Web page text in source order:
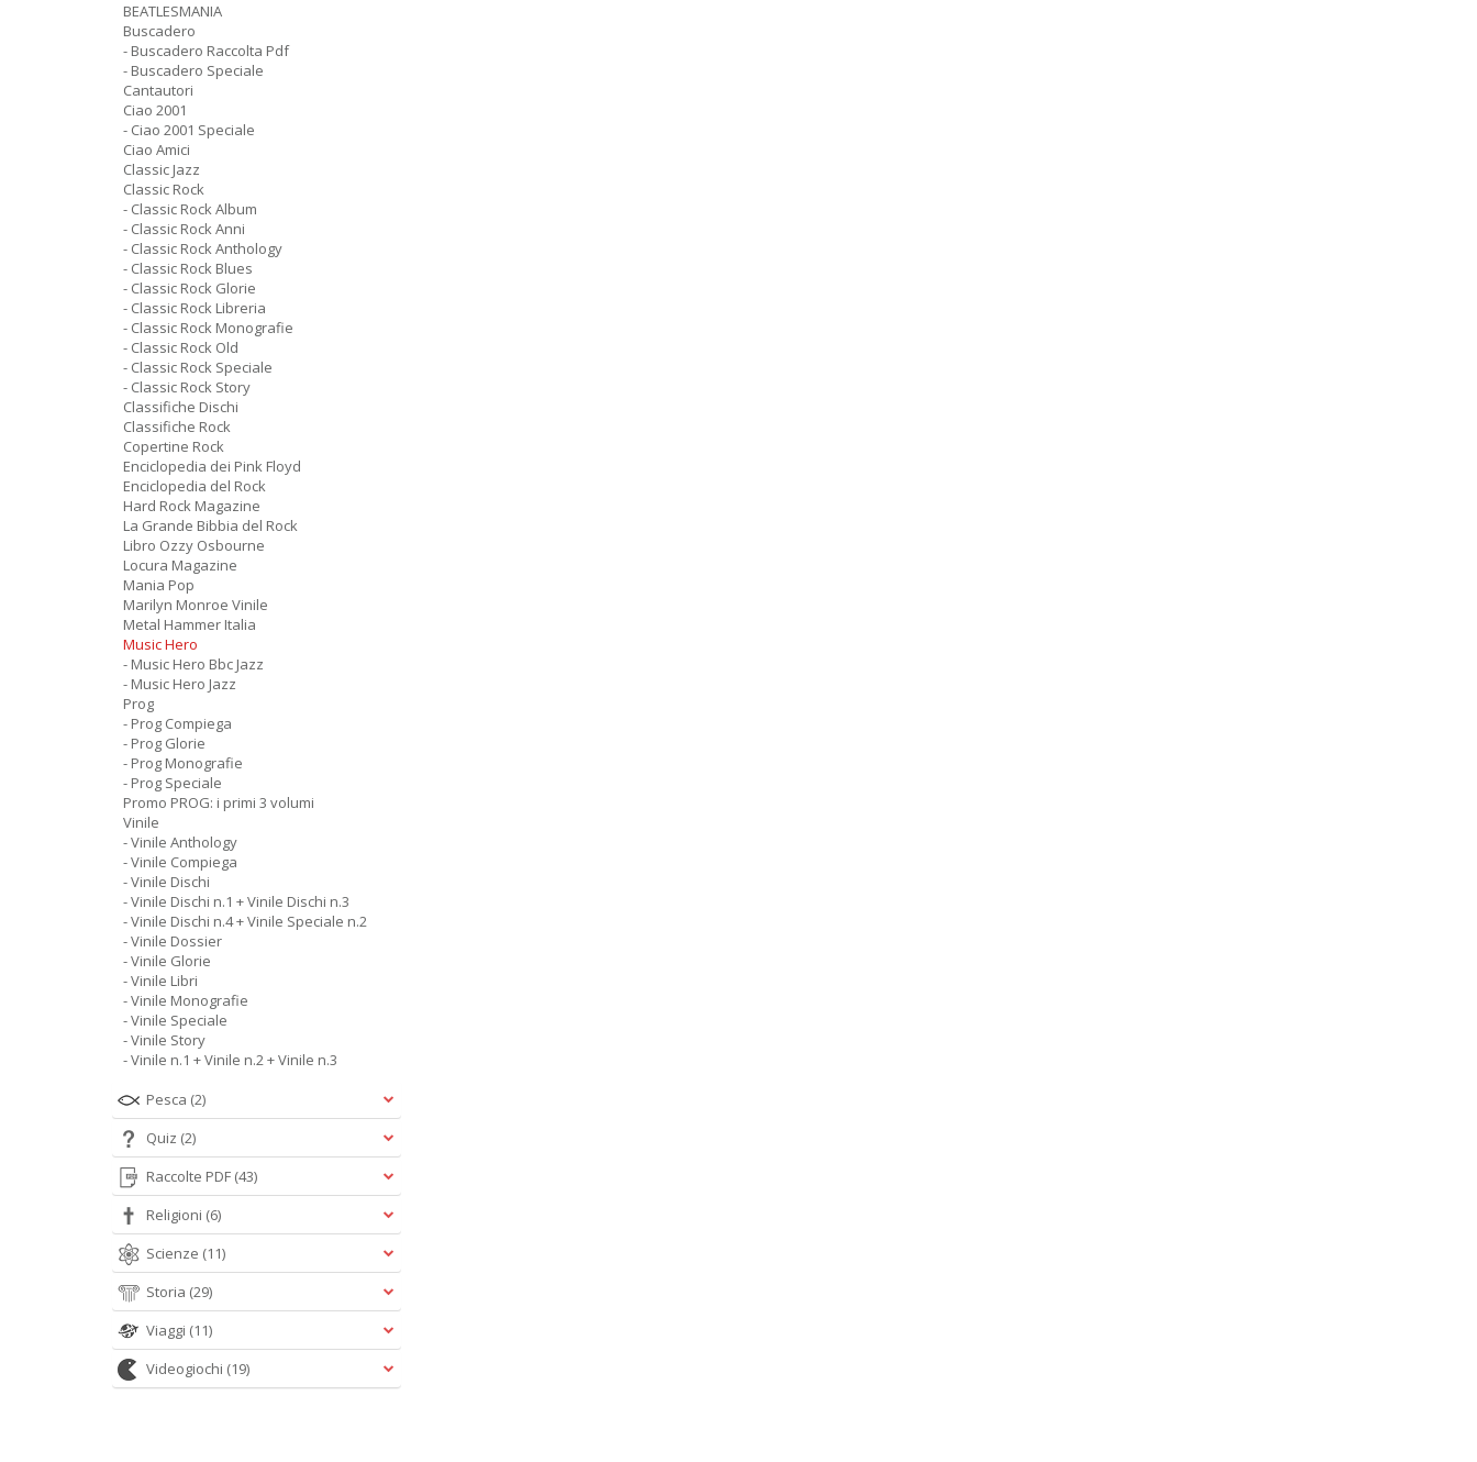
BEATLESMANIA
Buscadero
- Buscadero Raccolta Pdf
- Buscadero Speciale
Cantautori
Ciao 2001
- Ciao 2001 Speciale
Ciao Amici
Classic Jazz
Classic Rock
- Classic Rock Album
- Classic Rock Anni
- Classic Rock Anthology
- Classic Rock Blues
- Classic Rock Glorie
- Classic Rock Libreria
- Classic Rock Monografie
- Classic Rock Old
- Classic Rock Speciale
- Classic Rock Story
Classifiche Dischi
Classifiche Rock
Copertine Rock
Enciclopedia dei Pink Floyd
Enciclopedia del Rock
Hard Rock Magazine
La Grande Bibbia del Rock
Libro Ozzy Osbourne
Locura Magazine
Mania Pop
Marilyn Monroe Vinile
Metal Hammer Italia
Music Hero
- Music Hero Bbc Jazz
- Music Hero Jazz
Prog
- Prog Compiega
- Prog Glorie
- Prog Monografie
- Prog Speciale
Promo PROG: i primi 3 volumi
Vinile
- Vinile Anthology
- Vinile Compiega
- Vinile Dischi
- Vinile Dischi n.1 + Vinile Dischi n.3
- Vinile Dischi n.4 + Vinile Speciale n.2
- Vinile Dossier
- Vinile Glorie
- Vinile Libri
- Vinile Monografie
- Vinile Speciale
- Vinile Story
- Vinile n.1 + Vinile n.2 + Vinile n.3
Pesca (2)
Quiz (2)
Raccolte PDF (43)
Religioni (6)
Scienze (11)
Storia (29)
Viaggi (11)
Videogiochi (19)